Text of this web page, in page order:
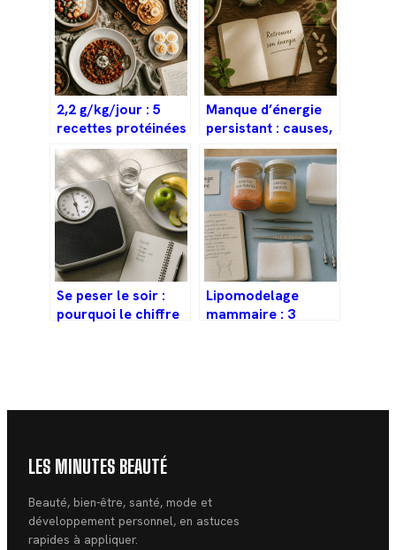
2,2 g/kg/jour : 5
recettes protéinées
pour muscler votre
progression sans
contrainte
Manque d’énergie
persistant : causes,
signaux d’alerte et
stratégies pour
retrouver votre
vitalité
Se peser le soir :
pourquoi le chiffre
Lipomodelage
mammaire : 3
LES MINUTES BEAUTÉ
Beauté, bien-être, santé, mode et
développement personnel, en astuces
rapides à appliquer.